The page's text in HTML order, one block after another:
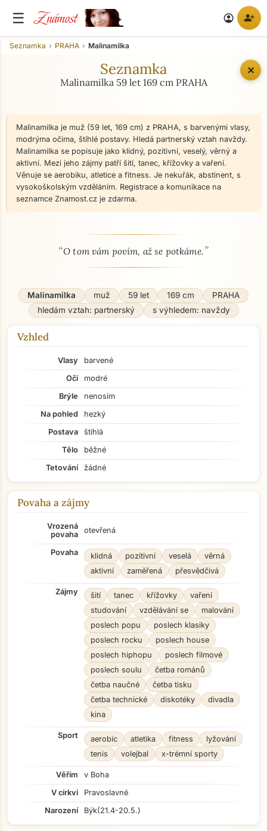
☰ Známost account_circle person_add
✕
Seznamka PRAHA Malinamilka
Seznamka
Malinamilka 59 let 169 cm PRAHA
Malinamilka je muž (59 let, 169 cm) z PRAHA, s barvenými vlasy,
modrýma očima, štíhlé postavy. Hledá partnerský vztah navždy.
Malinamilka se popisuje jako klidný, pozitivní, veselý, věrný a
aktivní. Mezi jeho zájmy patří šití, tanec, křížovky a vaření.
Věnuje se aerobiku, atletice a fitness. Je nekuřák, abstinent, s
vysokoškolským vzděláním. Registrace a komunikace na
seznamce Znamost.cz je zdarma.
O mně - seznamka profil
“O tom vám povím, až se potkáme.”
Malinamilka muž 59 let 169 cm
PRAHA
hledám vztah: partnerský
s výhledem: navždy
Vzhled
Vlasy
barvené
Oči
modré
Brýle
nenosím
Na pohled
hezký
Postava
štíhlá
Tělo
běžné
Tetování
žádné
Povaha a zájmy
Vrozená
povaha
otevřená
Povaha klidná pozitivní veselá
věrná
aktivní
zaměřená přesvědčivá
Zájmy šití tanec křížovky
vaření
studování
vzdělávání se
malování
poslech popu
poslech klasiky
poslech rocku
poslech house
poslech hiphopu
poslech filmové
poslech soulu
četba románů
četba naučné
četba tisku
četba technické
diskotéky
divadla
kina
Sport aerobic atletika fitness
lyžování
tenis
volejbal x-trémní sporty
Věřím
v Boha
V církvi
Pravoslavné
Narození
Býk(21.4-20.5.)